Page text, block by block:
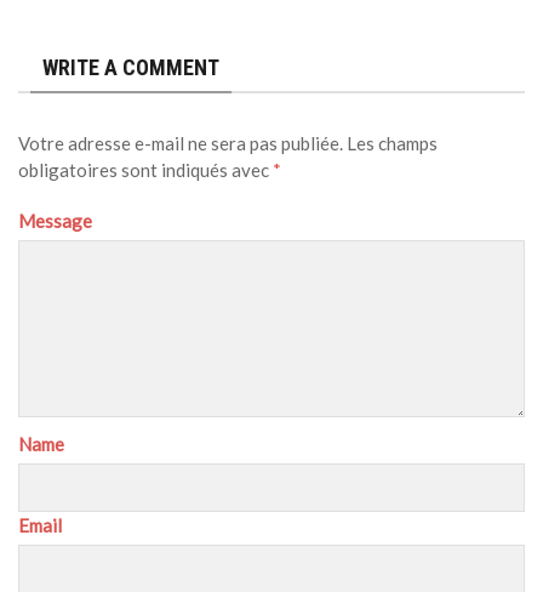
WRITE A COMMENT
Votre adresse e-mail ne sera pas publiée. Les champs
obligatoires sont indiqués avec *
Message
Name
Email